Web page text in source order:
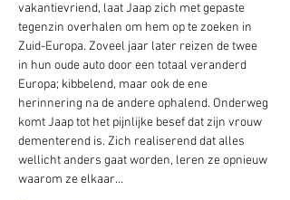
vakantievriend, laat Jaap zich met gepaste
tegenzin overhalen om hem op te zoeken in
Zuid-Europa. Zoveel jaar later reizen de twee
in hun oude auto door een totaal veranderd
Europa; kibbelend, maar ook de ene
herinnering na de andere ophalend. Onderweg
komt Jaap tot het pijnlijke besef dat zijn vrouw
dementerend is. Zich realiserend dat alles
wellicht anders gaat worden, leren ze opnieuw
waarom ze elkaar…